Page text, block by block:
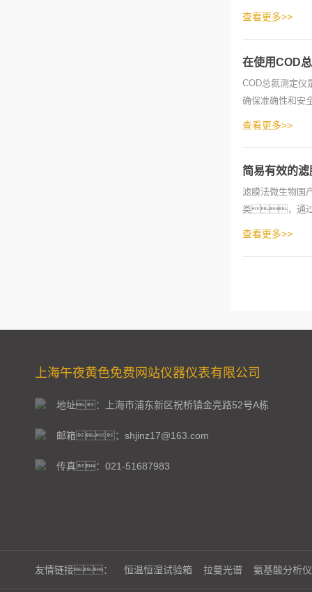
大肠菌数、
查看更多>>
在使用COD
COD总氮测定
确保准确性和
册，并
查看更多>>
简易有效的
滤膜法微生物国
类，通过
产成人精品午
查看更多>>
上海午夜黄色免费网站仪器仪表有限公司
地址：上海市浦东新区祝桥镇金亮路52号A栋
邮箱：shjinz17@163.com
传真：021-51687983
友情链接： 恒温恒湿试验箱 拉曼光谱 氨基酸分析仪